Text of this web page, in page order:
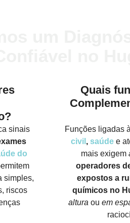
sinais
do
simples,
riscos
Quais
Funções ligadas
civil , saúdee
mais exigem
operadores
expostos a
químicos no
altura ou em